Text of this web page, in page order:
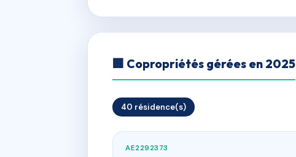
🏢 Copropriétés gérées en 2025
40 résidence(s)
AE2292373